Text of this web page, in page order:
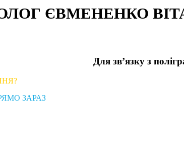
ЄВМЕНЕНКО
Для зв’язку з
ЗАРАЗ